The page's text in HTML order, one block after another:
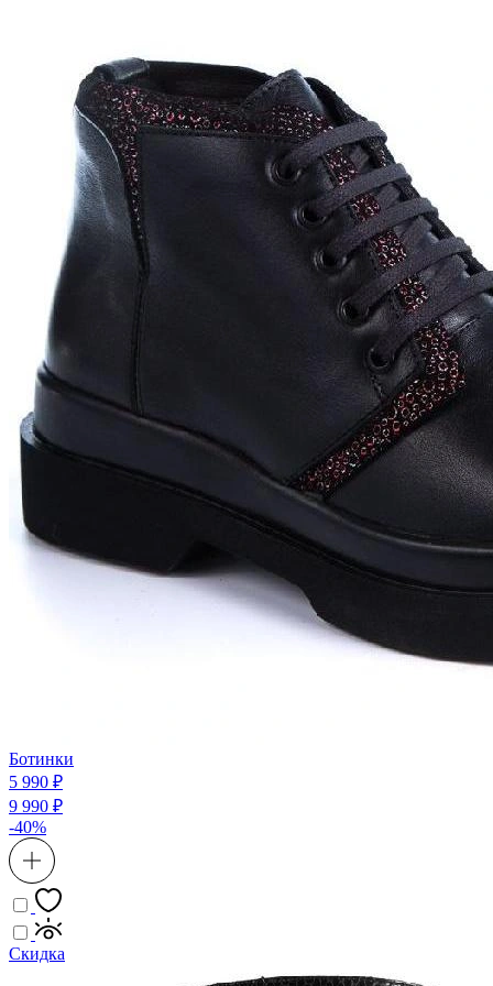
Ботинки
5 990 ₽
9 990 ₽
-40%
Скидка